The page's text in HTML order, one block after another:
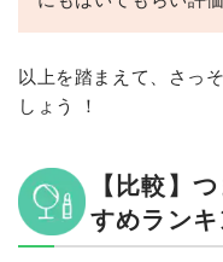
以上を踏まえて、さっ
しょう ！
【比較】
すめラン